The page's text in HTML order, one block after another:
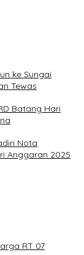
ke Sungai
Tewas
Batang Hari
Nota
Anggaran 2025
RT 07